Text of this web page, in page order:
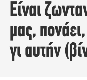
Είναι
μας,
γι αυτήν